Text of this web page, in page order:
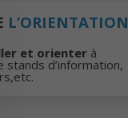
L’ORIENTATION
et orienter à
stands d’information,